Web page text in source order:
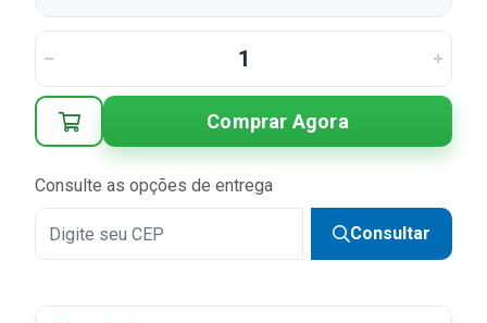
Comprar Agora
Consulte as opções de entrega
Consultar